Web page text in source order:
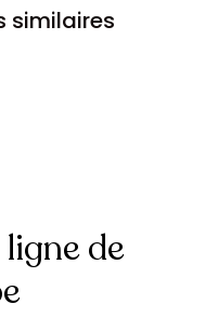
similaires
ligne de